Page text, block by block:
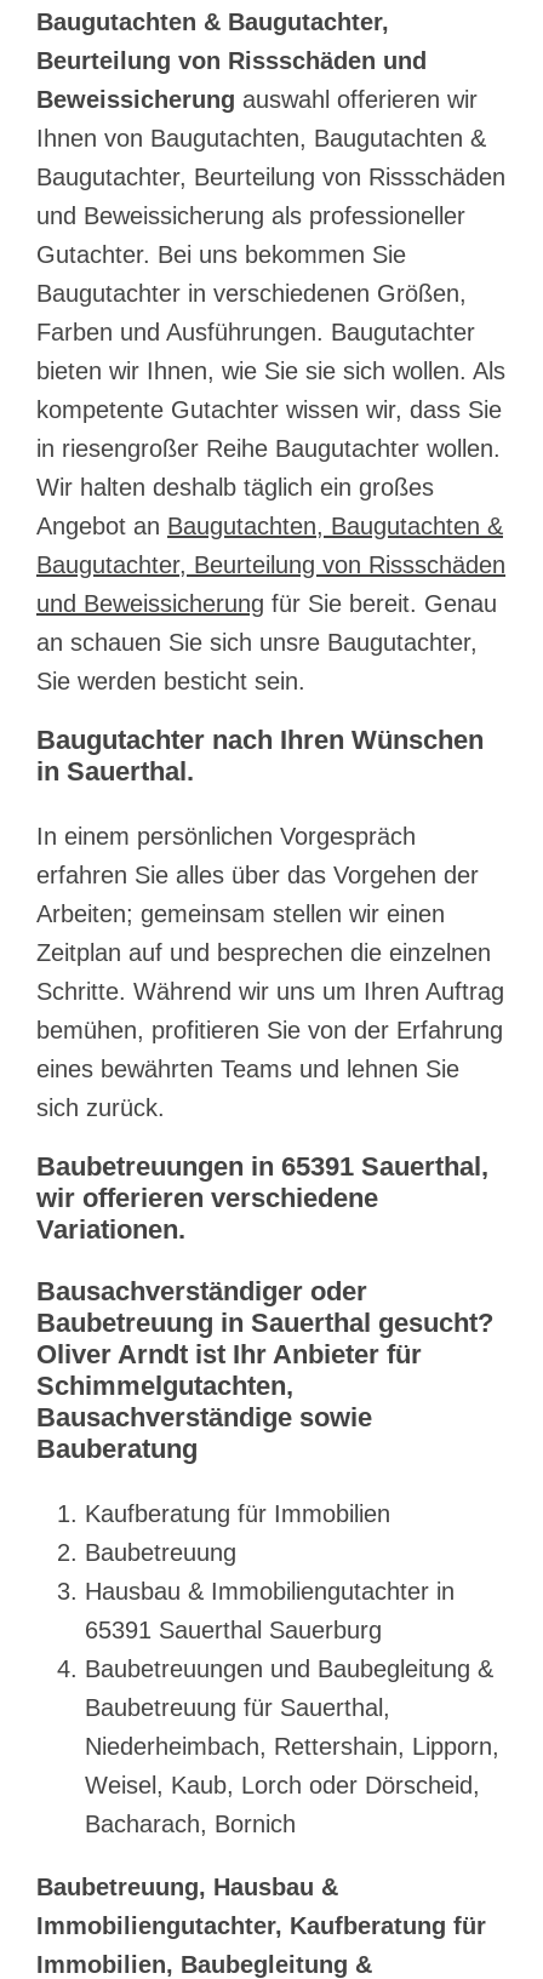
Baugutachten & Baugutachter,
Beurteilung von Rissschäden und
Beweissicherung auswahl offerieren wir
Ihnen von Baugutachten, Baugutachten &
Baugutachter, Beurteilung von Rissschäden
und Beweissicherung als professioneller
Gutachter. Bei uns bekommen Sie
Baugutachter in verschiedenen Größen,
Farben und Ausführungen. Baugutachter
bieten wir Ihnen, wie Sie sie sich wollen. Als
kompetente Gutachter wissen wir, dass Sie
in riesengroßer Reihe Baugutachter wollen.
Wir halten deshalb täglich ein großes
Angebot an Baugutachten, Baugutachten &
Baugutachter, Beurteilung von Rissschäden
und Beweissicherung für Sie bereit. Genau
an schauen Sie sich unsre Baugutachter,
Sie werden besticht sein.
Baugutachter nach Ihren Wünschen
in Sauerthal.
In einem persönlichen Vorgespräch
erfahren Sie alles über das Vorgehen der
Arbeiten; gemeinsam stellen wir einen
Zeitplan auf und besprechen die einzelnen
Schritte. Während wir uns um Ihren Auftrag
bemühen, profitieren Sie von der Erfahrung
eines bewährten Teams und lehnen Sie
sich zurück.
Baubetreuungen in 65391 Sauerthal,
wir offerieren verschiedene
Variationen.
Bausachverständiger oder
Baubetreuung in Sauerthal gesucht?
Oliver Arndt ist Ihr Anbieter für
Schimmelgutachten,
Bausachverständige sowie
Bauberatung
Kaufberatung für Immobilien
Baubetreuung
Hausbau & Immobiliengutachter in
65391 Sauerthal Sauerburg
Baubetreuungen und Baubegleitung &
Baubetreuung für Sauerthal,
Niederheimbach, Rettershain, Lipporn,
Weisel, Kaub, Lorch oder Dörscheid,
Bacharach, Bornich
Baubetreuung, Hausbau &
Immobiliengutachter, Kaufberatung für
Immobilien, Baubegleitung &